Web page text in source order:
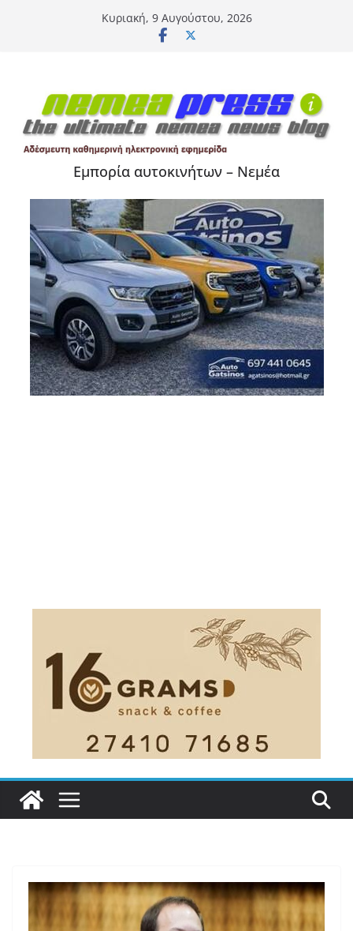
Κυριακή, 9 Αυγούστου, 2026
Εμπορία αυτοκινήτων – Νεμέα